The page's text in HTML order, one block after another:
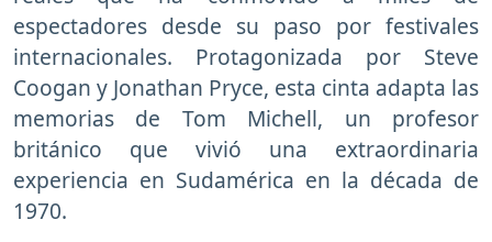
espectadores desde su paso por festivales
internacionales. Protagonizada por Steve
Coogan y Jonathan Pryce, esta cinta adapta las
memorias de Tom Michell, un profesor
británico que vivió una extraordinaria
experiencia en Sudamérica en la década de
1970.